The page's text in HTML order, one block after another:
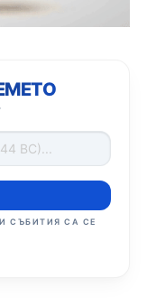
СЪБИТИЯ СА СЕ